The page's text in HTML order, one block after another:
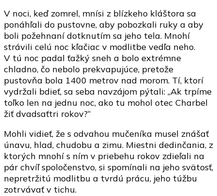
V noci, keď zomrel, mnísi z blízkeho kláštora sa
ponáhľali do pustovne, aby pobozkali ruky a aby
boli požehnaní dotknutím sa jeho tela. Mnohí
strávili celú noc kľačiac v modlitbe vedľa neho.
V tú noc padal ťažký sneh a bolo extrémne
chladno, čo nebolo prekvapujúce, pretože
pustovňa bola 1400 metrov nad morom. Tí, ktorí
vydržali bdieť, sa seba navzájom pýtali: „Ak trpíme
toľko len na jednu noc, ako tu mohol otec Charbel
žiť dvadsaťtri rokov?“
Mohli vidieť, že s odvahou mučeníka musel znášať
únavu, hlad, chudobu a zimu. Miestni dedinčania, z
ktorých mnohí s ním v priebehu rokov zdieľali na
pár chvíľ spoločenstvo, si spomínali na jeho svätosť,
nepretržitú modlitbu a tvrdú prácu, jeho túžbu
zotrvávať v tichu.